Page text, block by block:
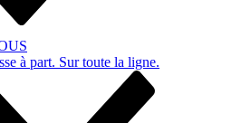
à part. Sur toute la ligne.